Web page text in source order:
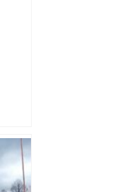
ce